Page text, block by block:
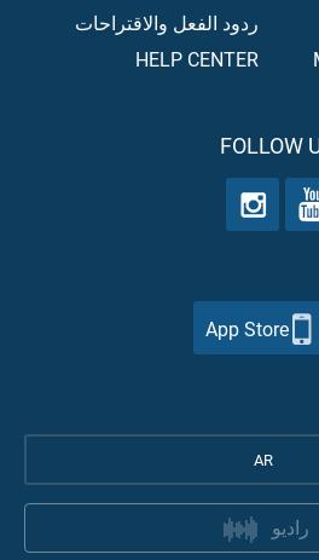
ردود الفعل والاقتراحات
HELP CENTER
FOLLOW
App Store
AR
راديو